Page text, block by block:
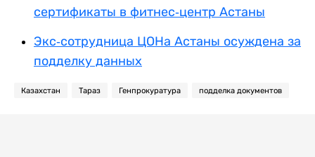
сертификаты в фитнес-центр Астаны
Экс-сотрудница ЦОНа Астаны осуждена за
подделку данных
Казахстан Тараз Генпрокуратура подделка документов